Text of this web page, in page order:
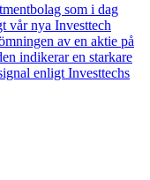
som i dag
vår nya Investtech
av en aktie på
indikerar en starkare
enligt Investtechs